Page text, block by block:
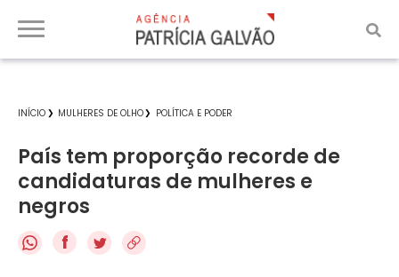
INÍCIO MULHERES DE OLHO POLÍTICA E PODER
País tem proporção recorde de
candidaturas de mulheres e
negros
f